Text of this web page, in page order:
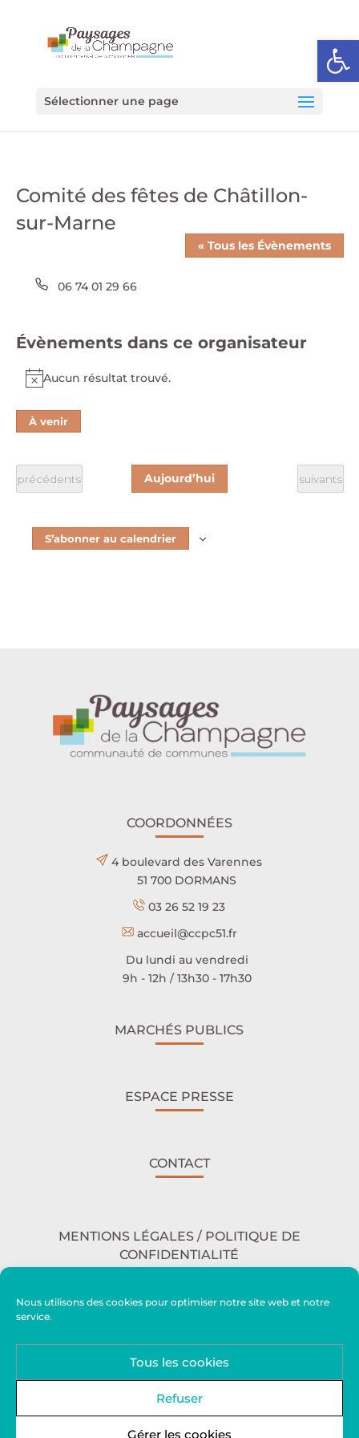
Ouvrir
Nous utilisons des cookies pour optimiser notre site web et notre
service.
Tous les cookies
Refuser
Gérer les cookies
Sélectionner une page
Comité des fêtes de Châtillon-
sur-Marne
« Tous les Évènements
Téléphone
06 74 01 29 66
Évènements dans ce organisateur
Notice
Aucun résultat trouvé.
À venir
date.
Évènements
précédents Aujourd’hui suivants
S’abonner au calendrier
COORDONNÉES
4 boulevard des Varennes
51 700 DORMANS
03 26 52 19 23
accueil@ccpc51.fr
Du lundi au vendredi
9h - 12h / 13h30 - 17h30
MARCHÉS PUBLICS
ESPACE PRESSE
CONTACT
MENTIONS LÉGALES / POLITIQUE DE
CONFIDENTIALITÉ